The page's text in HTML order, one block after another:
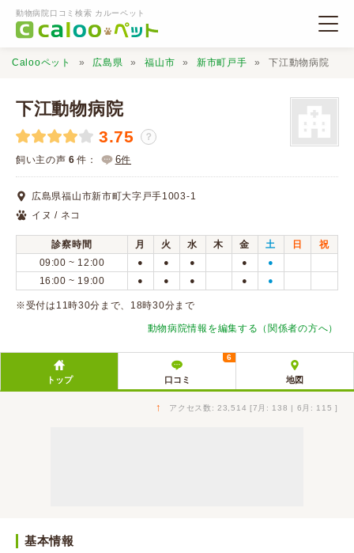
動物病院口コミ検索 カルーペット
動物病院検索
口コミ検索
Calooペットとは？
口コミ投稿
Calooペット 広島県 福山市 新市町戸手 下江動物病院
下江動物病院
3.75 ？
飼い主の声 6 件： 6件
広島県福山市新市町大字戸手1003-1
イヌ / ネコ
診察時間 月 火 水 木 金 土 日
祝
09:00 ~ 12:00
● ● ● ● ●
16:00 ~ 19:00 ● ● ● ● ●
※受付は11時30分まで、18時30分まで
動物病院情報を編集する（関係者の方へ）
トップ 口コミ
6
地図
↑ アクセス数: 23,514 [7月: 138 | 6月: 115 ]
基本情報